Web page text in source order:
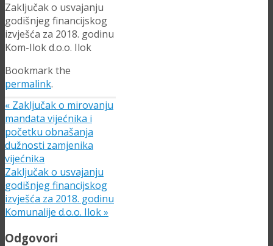
Zaključak o usvajanju
godišnjeg financijskog
izvješća za 2018. godinu
Kom-Ilok d.o.o. Ilok
Bookmark the
permalink.
« Zaključak o mirovanju
mandata vijećnika i
početku obnašanja
dužnosti zamjenika
vijećnika
Zaključak o usvajanju
godišnjeg financijskog
izvješća za 2018. godinu
Komunalije d.o.o. Ilok»
Odgovori